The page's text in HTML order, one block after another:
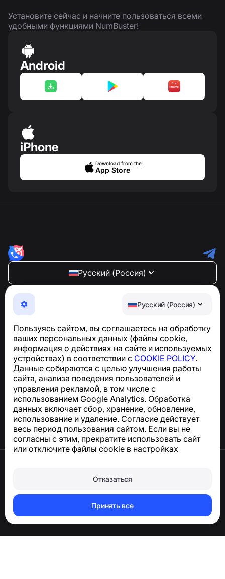
Русский (Россия)
Пользуясь сайтом, вы соглашаетесь на обработку
ваших персональных данных (файлы cookie,
информация о действиях на сайте и используемых
устройствах) в соответствии с COOKIE POLICY.
Данные собираются с целью улучшения работы
сайта, анализа поведения пользователей и
управления рекламой, в том числе с
использованием Google Analytics. Обработка
данных включает сбор, хранение, обновление,
использование и удаление. Согласие действует
весь период пользования сайтом. Если вы не
согласны с этим, прекратите использовать сайт
или отключите файлы cookie в настройках
Отказаться
Принять все
Установите сейчас и начните пользоваться всеми
удобными функциями NumBuster!
Android
iPhone
Download from the
App Store
Русский (Россия)
NumBuster © 2013—2026 ·
Максимально удобное приложение для защиты от
телефонных мошенников, спама и нежелательных
Для запросов по соблюдению GDPR:
support@numbuster.com
Центр поддержки
Новости и статьи
О проекте
Контакты
Удалить аккаунт и персональные данные